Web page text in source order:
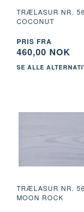
TRÆLASUR NR.
COCONUT
PRIS FRA
460,00 NOK
SE ALLE
TRÆLASUR NR.
MOON ROCK